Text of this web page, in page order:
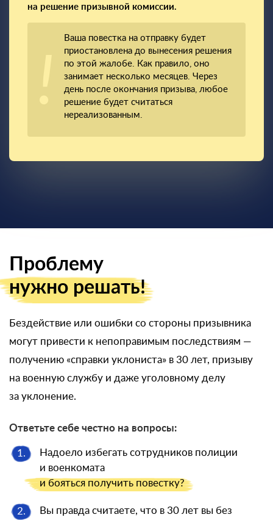
на решение призывной комиссии.
Ваша повестка на отправку будет
приостановлена до вынесения решения
по этой жалобе. Как правило, оно
занимает несколько месяцев. Через
день после окончания призыва, любое
решение будет считаться
нереализованным.
Проблему
нужно решать!
Бездействие или ошибки со стороны призывника
могут привести к непоправимым последствиям —
получению «справки уклониста» в 30 лет, призыву
на военную службу и даже уголовному делу
за уклонение.
Ответьте себе честно на вопросы:
1.
Надоело избегать сотрудников полиции
и военкомата
и бояться получить повестку?
2.
Вы правда считаете, что в 30 лет вы без